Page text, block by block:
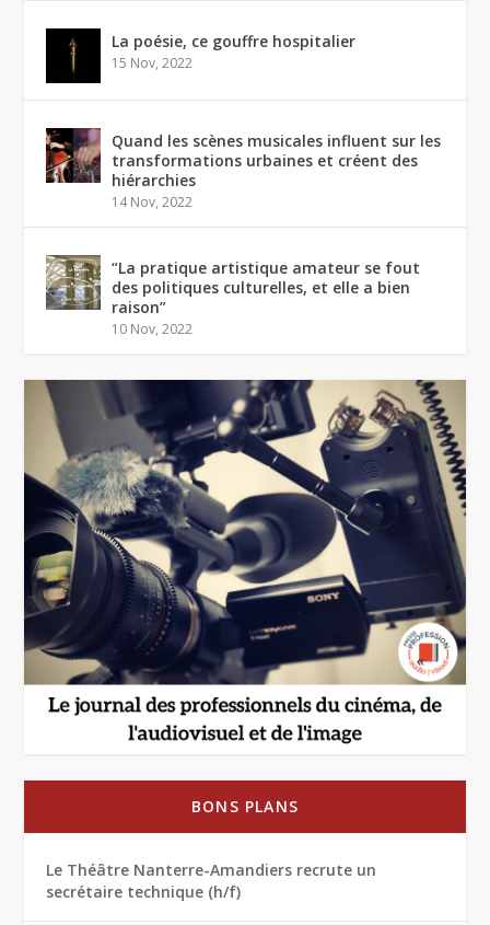
La poésie, ce gouffre hospitalier
15 Nov, 2022
Quand les scènes musicales influent sur les
transformations urbaines et créent des
hiérarchies
14 Nov, 2022
“La pratique artistique amateur se fout
des politiques culturelles, et elle a bien
raison”
10 Nov, 2022
BONS PLANS
Le Théâtre Nanterre-Amandiers recrute un
secrétaire technique (h/f)